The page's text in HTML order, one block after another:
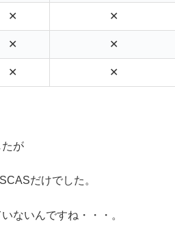
✕ ✕
✕ ✕
✕ ✕
が
だけでした。
ないんですね・・・。